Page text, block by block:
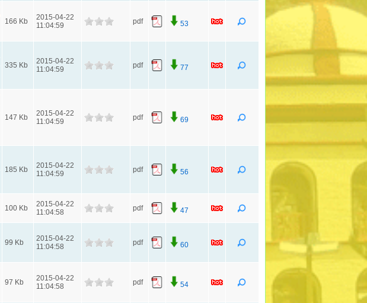
166 Kb
2015-04-22
11:04:59
pdf 53
335 Kb
2015-04-22
11:04:59
pdf 77
147 Kb
2015-04-22
11:04:59
pdf 69
185 Kb
2015-04-22
11:04:59
pdf 56
100 Kb
2015-04-22
11:04:58
pdf 47
99 Kb
2015-04-22
11:04:58
pdf 60
97 Kb
2015-04-22
11:04:58
pdf 54